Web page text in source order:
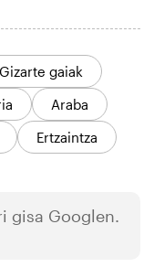
Gizarte gaiak
Araba
Ertzaintza
gisa Googlen.